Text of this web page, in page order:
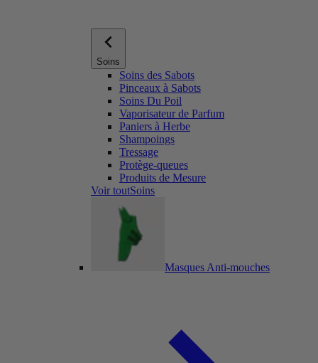
Soins
Soins des Sabots
Pinceaux à Sabots
Soins Du Poil
Vaporisateur de Parfum
Paniers à Herbe
Shampoings
Tressage
Protège-queues
Produits de Mesure
Voir toutSoins
Masques Anti-mouches